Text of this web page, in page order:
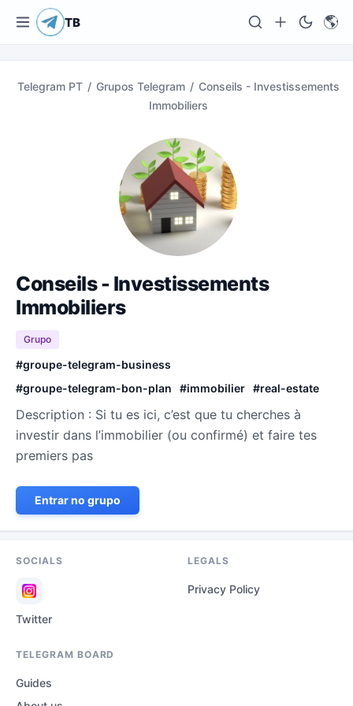
TB 🌎
Telegram PT / Grupos Telegram / Conseils - Investissements
Immobiliers
Conseils - Investissements
Immobiliers
Grupo
#groupe-telegram-business
#groupe-telegram-bon-plan #immobilier #real-estate
Description : Si tu es ici, c’est que tu cherches à
investir dans l’immobilier (ou confirmé) et faire tes
premiers pas
Entrar no grupo
SOCIALS
Twitter
LEGALS
Privacy Policy
TELEGRAM BOARD
Guides